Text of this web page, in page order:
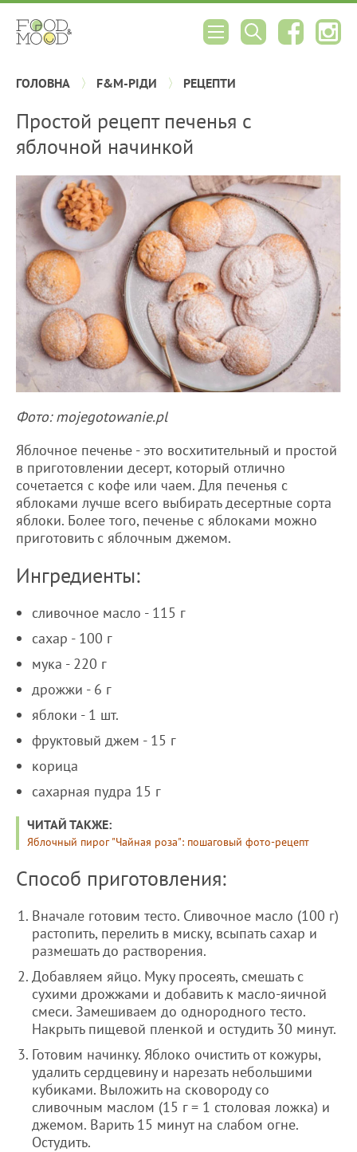
ГОЛОВНА F&M-РІДИ РЕЦЕПТИ
Простой рецепт печенья с
яблочной начинкой
Фото: mojegotowanie.pl
Яблочное печенье - это восхитительный и простой
в приготовлении десерт, который отлично
сочетается с кофе или чаем. Для печенья с
яблоками лучше всего выбирать десертные сорта
яблоки. Более того, печенье с яблоками можно
приготовить с яблочным джемом.
Ингредиенты:
сливочное масло - 115 г
сахар - 100 г
мука - 220 г
дрожжи - 6 г
яблоки - 1 шт.
фруктовый джем - 15 г
корица
сахарная пудра 15 г
ЧИТАЙ ТАКЖЕ:
Яблочный пирог "Чайная роза": пошаговый фото-рецепт
Способ приготовления:
Вначале готовим тесто. Сливочное масло (100 г)
растопить, перелить в миску, всыпать сахар и
размешать до растворения.
Добавляем яйцо. Муку просеять, смешать с
сухими дрожжами и добавить к масло-яичной
смеси. Замешиваем до однородного тесто.
Накрыть пищевой пленкой и остудить 30 минут.
Готовим начинку. Яблоко очистить от кожуры,
удалить сердцевину и нарезать небольшими
кубиками. Выложить на сковороду со
сливочным маслом (15 г = 1 столовая ложка) и
джемом. Варить 15 минут на слабом огне.
Остудить.